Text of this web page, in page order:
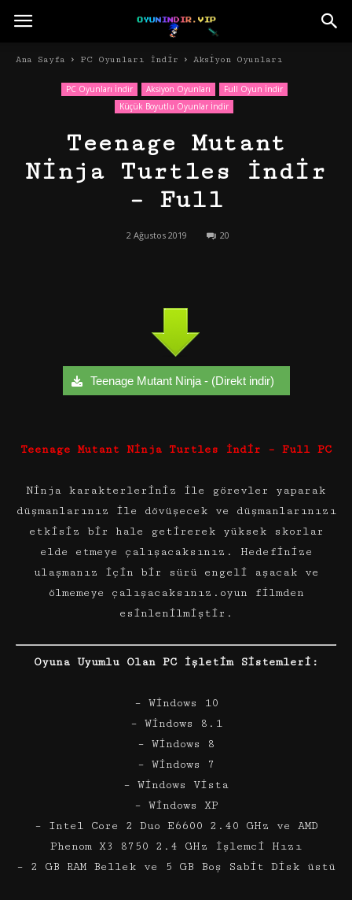
Ana Sayfa PC Oyunları İndir Aksiyon Oyunları
PC Oyunları İndir Aksiyon Oyunları
Full Oyun İndir
Küçük Boyutlu Oyunlar İndir
Teenage Mutant
Ninja Turtles İndir
– Full
2 Ağustos 2019 20
Teenage Mutant Ninja - (Direkt indir)
Teenage Mutant Ninja Turtles İndir – Full PC
Ninja karakterleriniz ile görevler yaparak
düşmanlarınız ile dövüşecek ve düşmanlarınızı
etkisiz bir hale getirerek yüksek skorlar
elde etmeye çalışacaksınız. Hedefinize
ulaşmanız için bir sürü engeli aşacak ve
ölmemeye çalışacaksınız.oyun filmden
esinlenilmiştir.
Oyuna Uyumlu Olan PC İşletim Sistemleri:
– Windows 10
– Windows 8.1
– Windows 8
– Windows 7
– Windows Vista
– Windows XP
– Intel Core 2 Duo E6600 2.40 GHz ve AMD
Phenom X3 8750 2.4 GHz İşlemci Hızı
– 2 GB RAM Bellek ve 5 GB Boş Sabit Disk üstü